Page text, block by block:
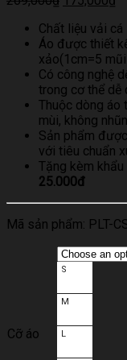
Chất liệu vải
Áo được thiết
xảo(1cm=5
Có công nghệ
trong cơ thể dễ
Thuộc dòng áo
mùi, không
Sản phẩm
với tiêu chuẩn
Tặng kèm
25.000đ
Mã sản phẩm: PLT-
Cỡ áo
S
M
L